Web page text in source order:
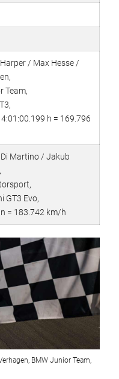
/ Max Hesse /
Team,
h = 169.796
Martino / Jakub
GT3 Evo,
= 183.742 km/h
BMW Junior Team,